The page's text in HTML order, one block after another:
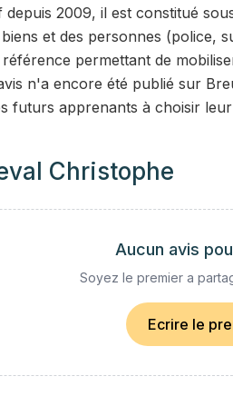
depuis 2009, il est constitué
et des personnes (police,
permettant de
n'a encore été publié sur
futurs apprenants à choisir
Christophe
Aucun avis
Soyez le premier a
Ecrire le